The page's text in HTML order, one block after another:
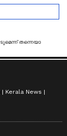
Kerala News